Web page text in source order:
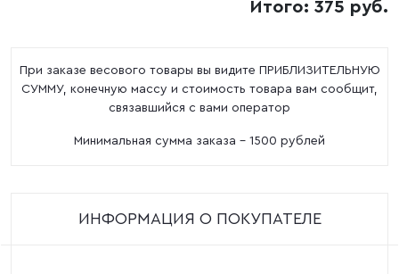
Итого: 375 руб.
При заказе весового товары вы видите ПРИБЛИЗИТЕЛЬНУЮ
СУММУ, конечную массу и стоимость товара вам сообщит,
связавшийся с вами оператор
Минимальная сумма заказа - 1500 рублей
ИНФОРМАЦИЯ О ПОКУПАТЕЛЕ